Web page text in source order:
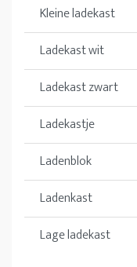
Kleine ladekast
Ladekast wit
Ladekast zwart
Ladekastje
Ladenblok
Ladenkast
Lage ladekast